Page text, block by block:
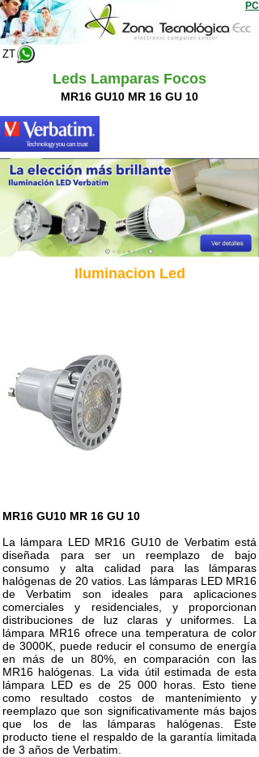
PC
ZT
Leds Lamparas Focos
MR16 GU10 MR 16 GU 10
Iluminacion Led
MR16 GU10 MR 16 GU 10
La lámpara LED MR16 GU10 de Verbatim está
diseñada para ser un reemplazo de bajo
consumo y alta calidad para las lámparas
halógenas de 20 vatios. Las lámparas LED MR16
de Verbatim son ideales para aplicaciones
comerciales y residenciales, y proporcionan
distribuciones de luz claras y uniformes. La
lámpara MR16 ofrece una temperatura de color
de 3000K, puede reducir el consumo de energía
en más de un 80%, en comparación con las
MR16 halógenas. La vida útil estimada de esta
lámpara LED es de 25 000 horas. Esto tiene
como resultado costos de mantenimiento y
reemplazo que son significativamente más bajos
que los de las lámparas halógenas. Este
producto tiene el respaldo de la garantía limitada
de 3 años de Verbatim.